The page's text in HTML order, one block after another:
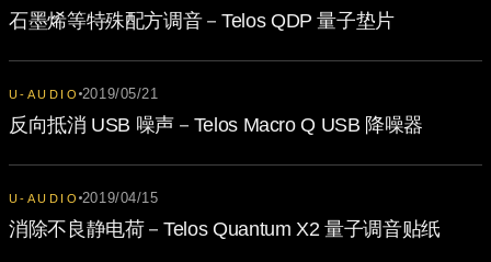
石墨烯等特殊配方调音－Telos QDP 量子垫片
U-AUDIO 2019/05/21
反向抵消 USB 噪声－Telos Macro Q USB 降噪器
U-AUDIO 2019/04/15
消除不良静电荷－Telos Quantum X2 量子调音贴纸